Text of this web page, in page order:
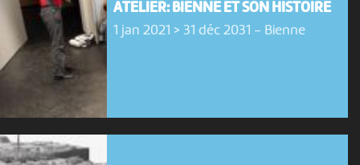
ATELIER: BIENNE ET SON HISTOIRE
1 jan 2021 > 31 déc 2031 - Bienne